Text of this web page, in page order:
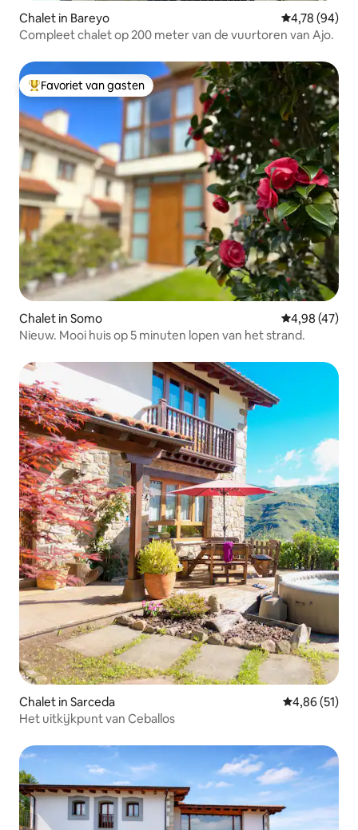
Chalet in Bareyo Gemiddelde
4,78 (94)
Compleet chalet op 200 meter van de vuurtoren van Ajo.
Topfavoriet van gasten
Favoriet van gasten
Chalet in Somo Gemiddelde
4,98 (47)
Nieuw. Mooi huis op 5 minuten lopen van het strand.
Chalet in Sarceda Gemiddelde
4,86 (51)
Het uitkijkpunt van Ceballos